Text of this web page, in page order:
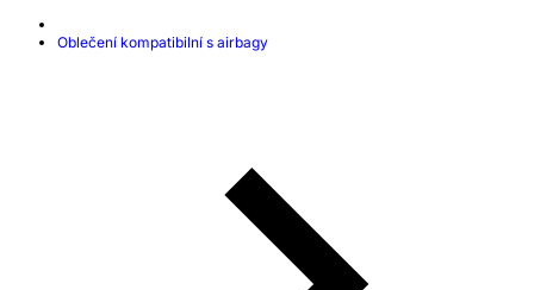
Oblečení kompatibilní s airbagy